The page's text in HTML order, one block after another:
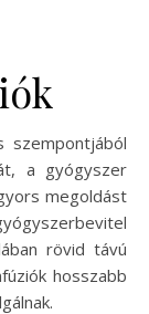
szempontjából
a gyógyszer
megoldást
rövid távú
hosszabb